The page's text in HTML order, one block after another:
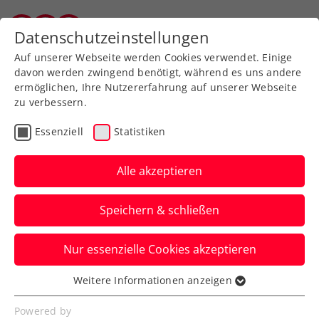
Zurück zur Newsübersicht
Turniere
Zischka ÖTV Seniors
Trophy powered by HEAD:
Fulminantes Comeback in
Dornbirn
Mit 84 Nennungen in 11 Bewerben und
Spieler:innen aus sieben Bundesländern.
Verfasst von: Evelyn Ratt-Nenning / chatgpt, 09.12.2025
Datenschutzeinstellungen
Auf unserer Webseite werden Cookies verwendet. Einige
davon werden zwingend benötigt, während es uns andere
ermöglichen, Ihre Nutzererfahrung auf unserer Webseite
zu verbessern.
Essenziell Statistiken
Alle akzeptieren
Speichern & schließen
Nur essenzielle Cookies akzeptieren
Essenziell
Essenzielle Cookies werden für grundlegende
Weitere Informationen anzeigen
Powered by